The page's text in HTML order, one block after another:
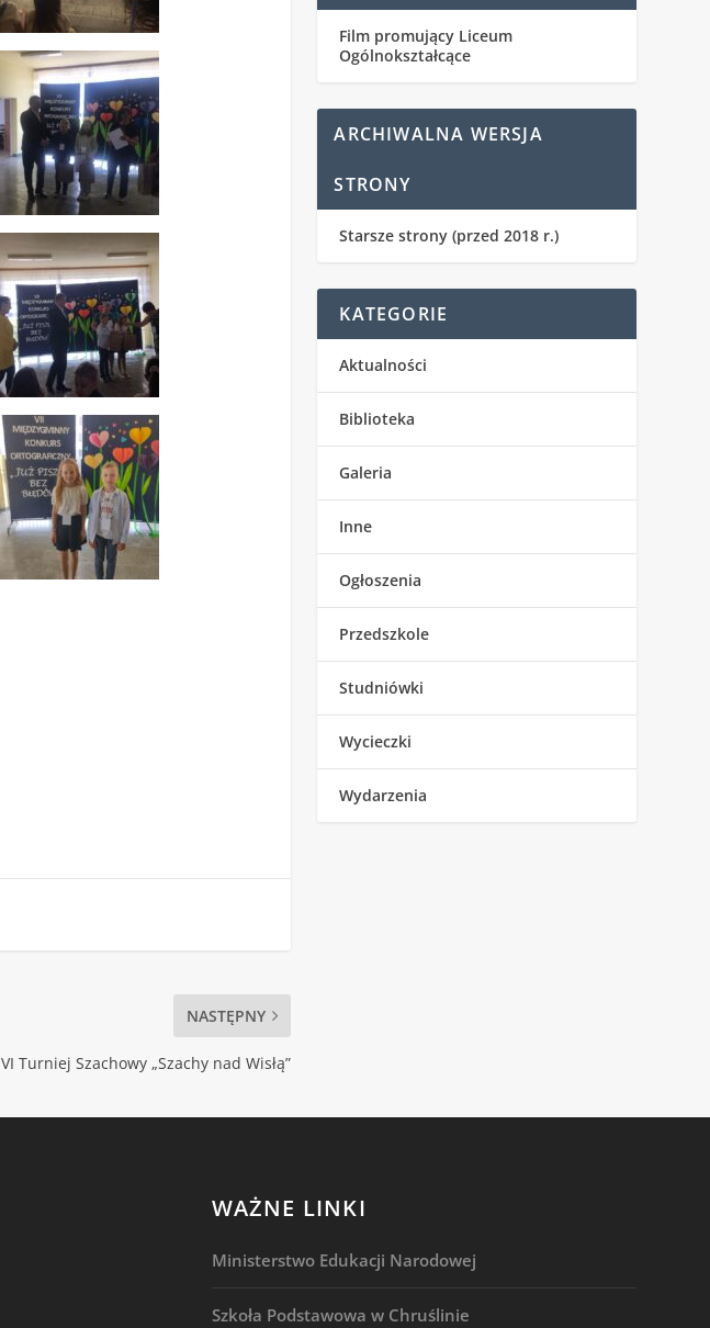
NASTĘPNY
VI Turniej Szachowy „Szachy nad Wisłą”
Film promujący Liceum
Ogólnokształcące
ARCHIWALNA WERSJA
STRONY
Starsze strony (przed 2018 r.)
KATEGORIE
Aktualności
Biblioteka
Galeria
Inne
Ogłoszenia
Przedszkole
Studniówki
Wycieczki
Wydarzenia
WAŻNE LINKI
Ministerstwo Edukacji Narodowej
Szkoła Podstawowa w Chruślinie